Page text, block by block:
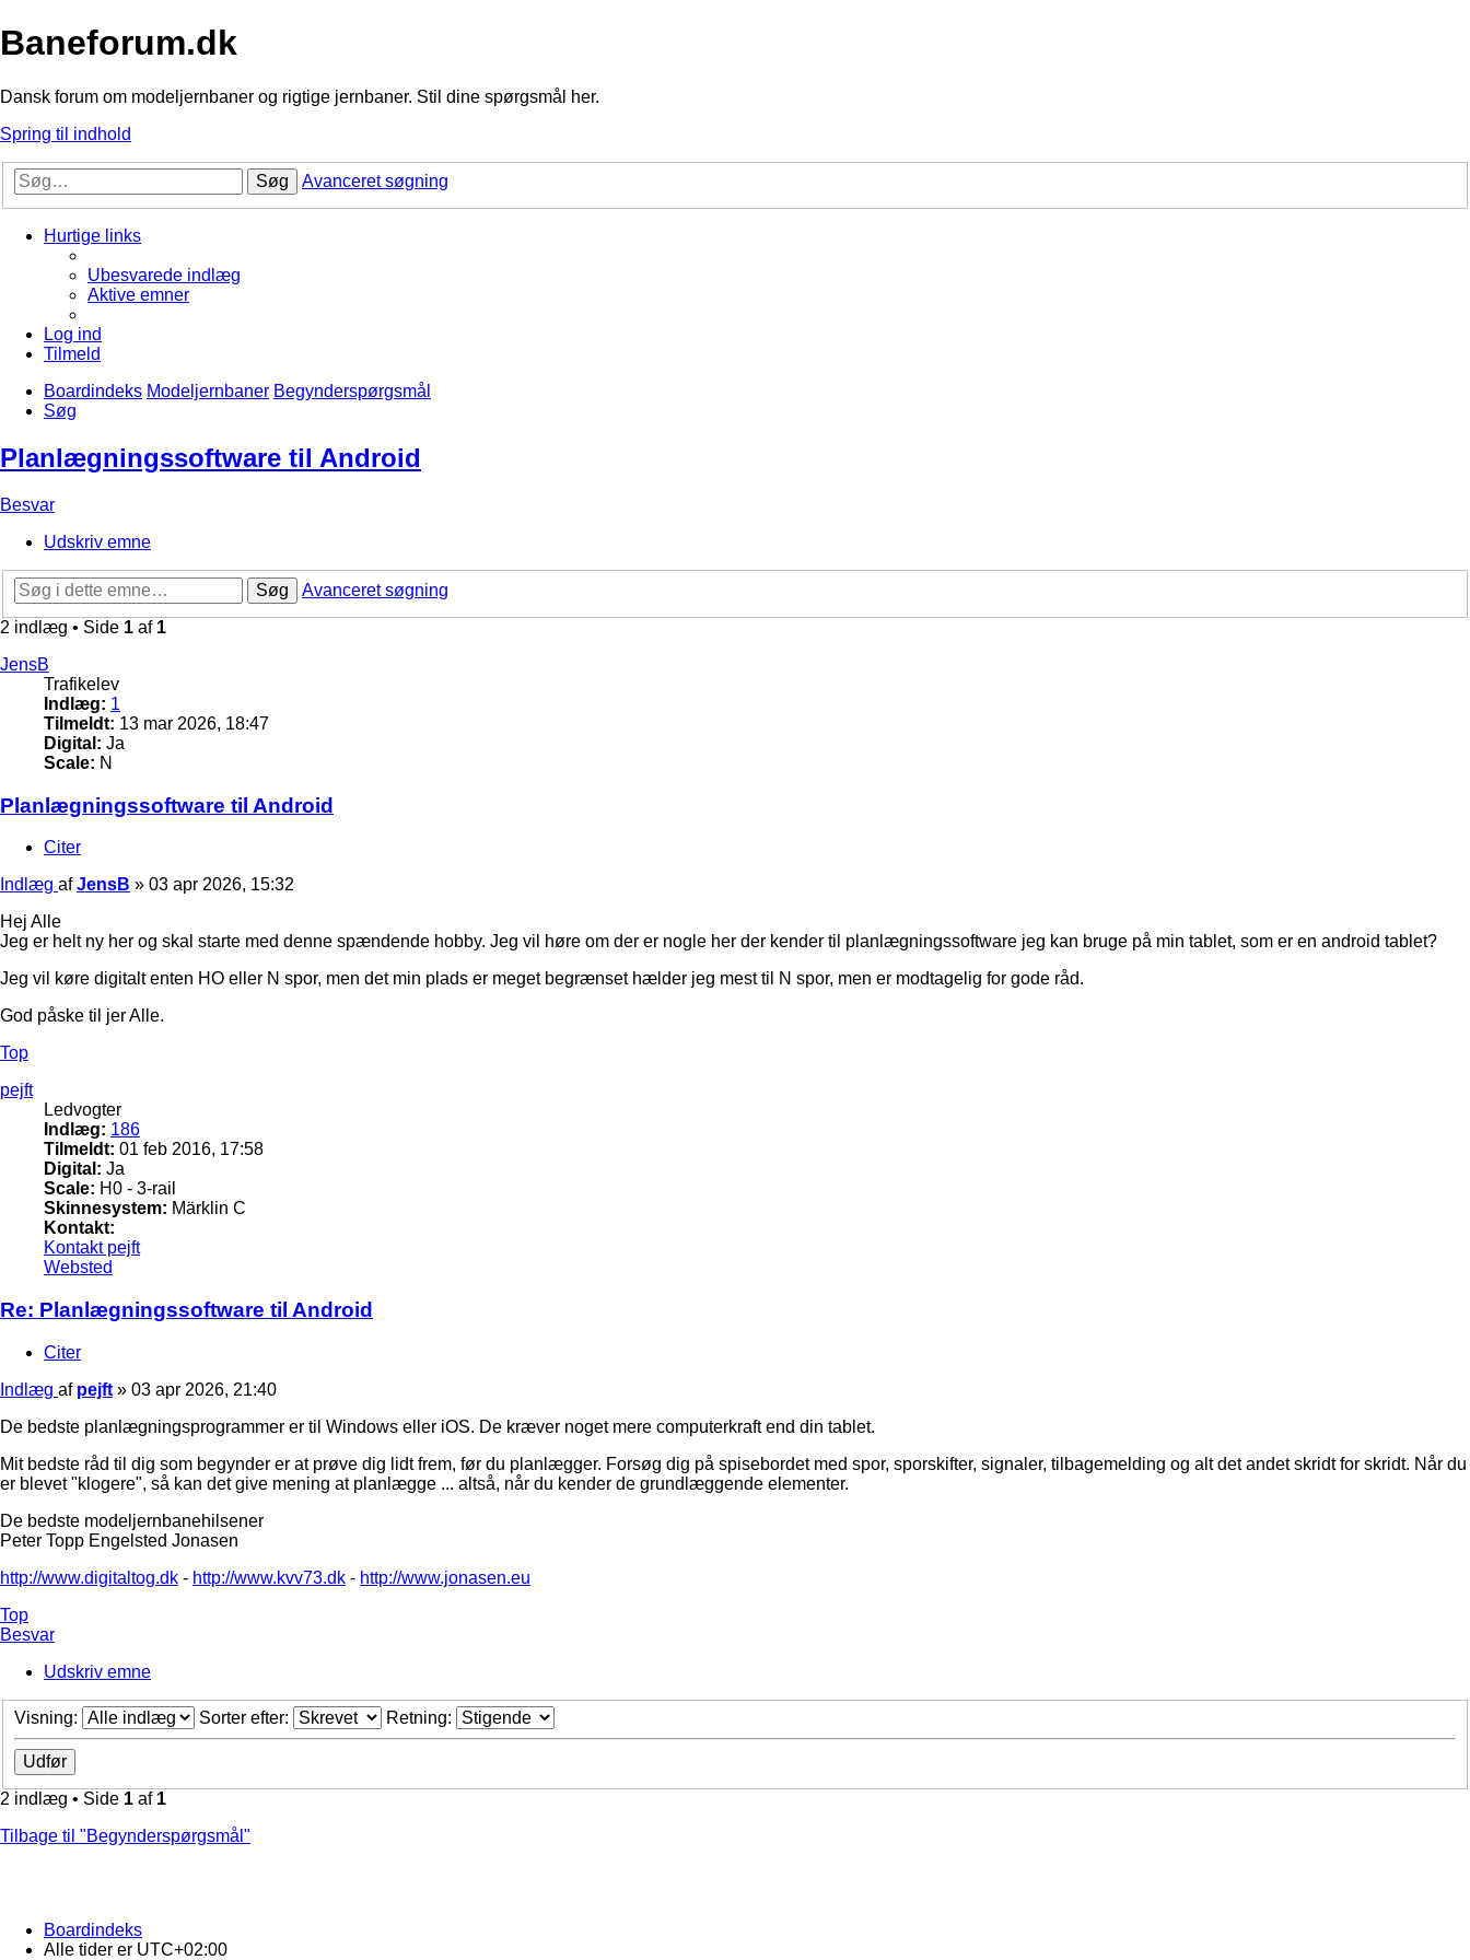
Baneforum.dk
Dansk forum om modeljernbaner og rigtige jernbaner. Stil dine spørgsmål her.
Spring til indhold
Søg Avanceret søgning
Hurtige links
Ubesvarede indlæg
Aktive emner
Log ind
Tilmeld
Boardindeks Modeljernbaner Begynderspørgsmål
Søg
Planlægningssoftware til Android
Besvar
Udskriv emne
Søg
Avanceret søgning
2 indlæg • Side 1 af 1
JensB
Trafikelev
Indlæg: 1
Tilmeldt: 13 mar 2026, 18:47
Digital: Ja
Scale: N
Planlægningssoftware til Android
Citer
Indlæg afJensB » 03 apr 2026, 15:32
Hej Alle
Jeg er helt ny her og skal starte med denne spændende hobby. Jeg vil høre om der er nogle her der kender til planlægningssoftware jeg kan bruge på min tablet, som er en android tablet?
Jeg vil køre digitalt enten HO eller N spor, men det min plads er meget begrænset hælder jeg mest til N spor, men er modtagelig for gode råd.
God påske til jer Alle.
Top
pejft
Ledvogter
Indlæg: 186
Tilmeldt: 01 feb 2016, 17:58
Digital: Ja
Scale: H0 - 3-rail
Skinnesystem: Märklin C
Kontakt:
Kontakt pejft
Websted
Re: Planlægningssoftware til Android
Citer
Indlæg af pejft » 03 apr 2026, 21:40
De bedste planlægningsprogrammer er til Windows eller iOS. De kræver noget mere computerkraft end din tablet.
Mit bedste råd til dig som begynder er at prøve dig lidt frem, før du planlægger. Forsøg dig på spisebordet med spor, sporskifter, signaler, tilbagemelding og alt det andet skridt for skridt. Når du
er blevet "klogere", så kan det give mening at planlægge ... altså, når du kender de grundlæggende elementer.
De bedste modeljernbanehilsener
Peter Topp Engelsted Jonasen
http://www.digitaltog.dk - http://www.kvv73.dk - http://www.jonasen.eu
Top
Besvar
Udskriv emne
Visning: Sorter efter: Retning:
2 indlæg • Side 1 af 1
Tilbage til "Begynderspørgsmål"
Boardindeks
Alle tider er UTC+02:00